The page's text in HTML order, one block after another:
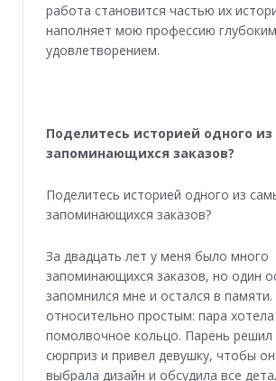
работа становится частью их
наполняет мою профессию
удовлетворением.
Поделитесь историей одного
запоминающихся заказов?
Поделитесь историей одного из
запоминающихся заказов?
За двадцать лет у меня было много
запоминающихся заказов, но один
запомнился мне и остался в памяти.
относительно простым: пара хотела
помолвочное кольцо. Парень решил
сюрприз и привел девушку, чтобы
выбрала дизайн и обсудила все